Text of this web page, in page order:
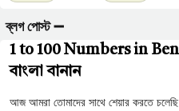
ব্লগ পোস্ট ➖
1 to 100 Numbers in
বাংলা বানান
আজ আমরা তোমাদের সাথে শেয়ার করতে